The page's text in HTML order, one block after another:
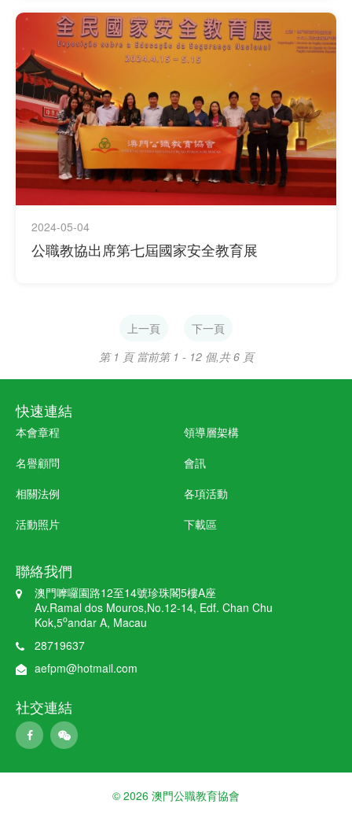
2024-05-04
公職教協出席第七屆國家安全教育展
上一頁
下一頁
第 1 頁 當前第 1 - 12 個,共 6 頁
快速連結
本會章程
領導層架構
名譽顧問
會訊
相關法例
各項活動
活動照片
下載區
聯絡我們
澳門嚤囉園路12至14號珍珠閣5樓A座
Av.Ramal dos Mouros,No.12-14, Edf. Chan Chu
Kok,5oandar A, Macau
28719637
aefpm@hotmail.com
社交連結
© 2026 澳門公職教育協會